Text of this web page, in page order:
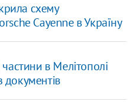
схему
Cayenne в Україну
частини в Мелітополі
документів